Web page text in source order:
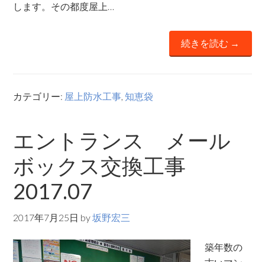
します。その都度屋上…
続きを読む →
カテゴリー: 屋上防水工事,知恵袋
エントランス メール
ボックス交換工事
2017.07
2017年7月25日 by坂野宏三
築年数の